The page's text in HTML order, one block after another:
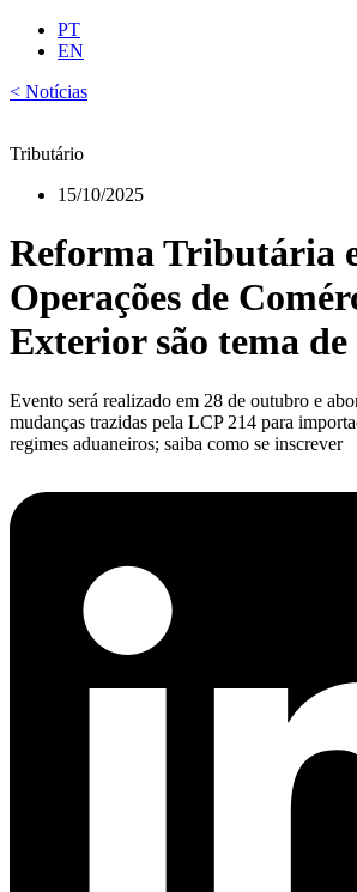
PT
EN
< Notícias
Tributário
15/10/2025
Reforma Tributária
Operações de
Exterior são tema
Evento será realizado em 28 de outubro e
mudanças trazidas pela LCP 214 para
regimes aduaneiros; saiba como se inscrever